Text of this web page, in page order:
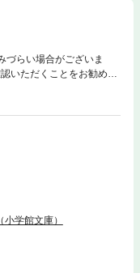
づらい場合がございま
いただくことをお勧めし
っ旅」単行本の電子化第
海外までザックひとつで
キングしてあります。※
籍です。文字サイズだけ
表示をご確認ください。
学館文庫）